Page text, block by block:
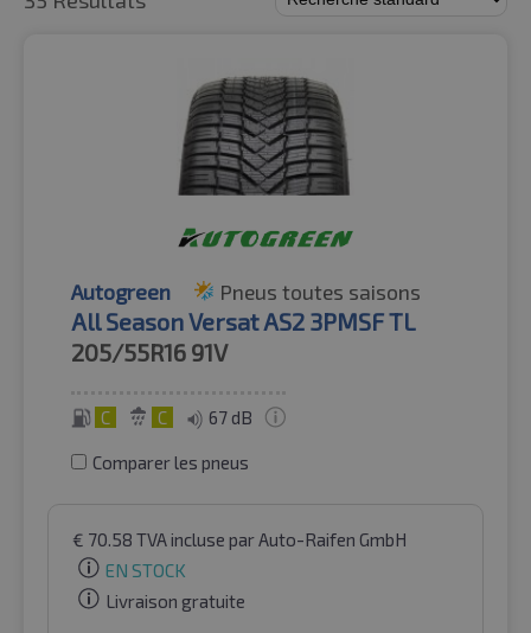
Autogreen Pneus toutes saisons
All Season Versat AS2 3PMSF TL
205/55R16 91V
C C 67 dB
Comparer les pneus
€ 70.58 TVA incluse par Auto-Raifen GmbH
EN STOCK
Livraison gratuite